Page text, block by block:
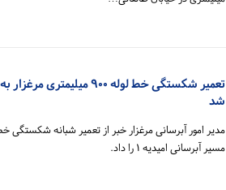
شد
مسیر آبرسانی امیدیه ۱ را داد.